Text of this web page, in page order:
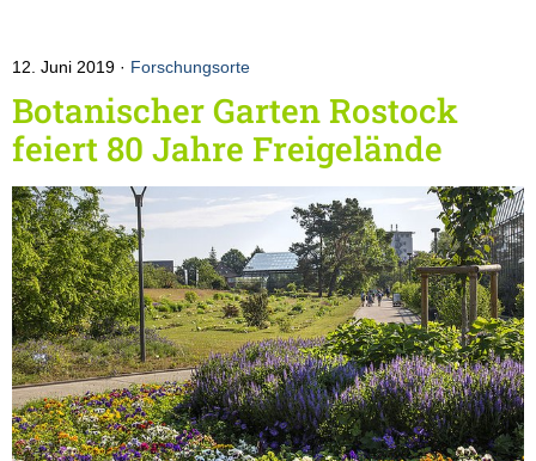
12. Juni 2019 Forschungsorte
Botanischer Garten Rostock
feiert 80 Jahre Freigelände